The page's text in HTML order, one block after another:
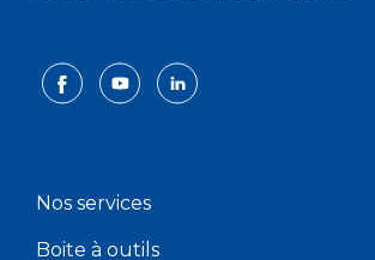
Nos services
Boite à outils